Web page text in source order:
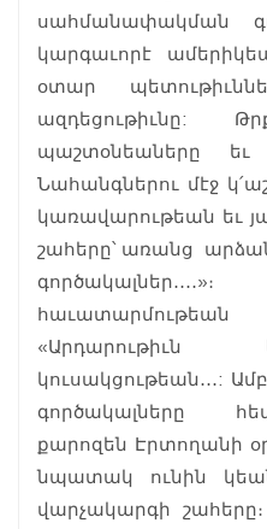
սահմանափակման
կարգաւորէ
օտար
ազդեցութիւնը:
պաշտօնեաները եւ
Նահանգներու մէջ
կառավարութեան եւ
շահերը՝ առանց
«Արդարութիւն
կուսակցութեան․․․:
գործակալները
քարոզեն Էրտողանի
նպատակ ունին
վարչակարգի